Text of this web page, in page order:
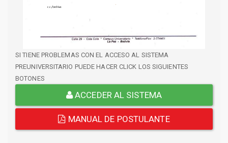
SI TIENE PROBLEMAS CON EL ACCESO AL SISTEMA
PREUNIVERSITARIO PUEDE HACER CLICK LOS SIGUIENTES
BOTONES
ACCEDER AL SISTEMA
MANUAL DE POSTULANTE